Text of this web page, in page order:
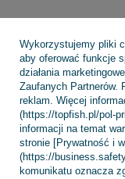
INFORMACJE
POMOC
Wykorzystujemy pliki
aby oferować funkcje
działania
Zaufanych Partnerów.
reklam. Więcej
(https://topfish.pl/pol-
informacji na temat
stronie [Prywatność i
(https://
komunikatu oznacza